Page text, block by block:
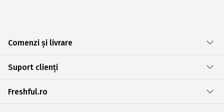
Comenzi și livrare
Suport clienți
Freshful.ro